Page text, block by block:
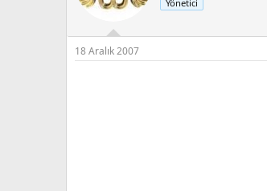
Yönetici
18 Aralık 2007